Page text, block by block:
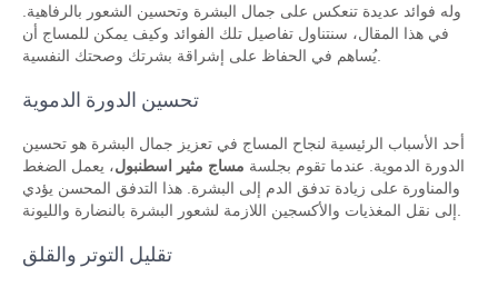
وله فوائد عديدة تنعكس على جمال البشرة وتحسين الشعور بالرفاهية.
في هذا المقال، سنتناول تفاصيل تلك الفوائد وكيف يمكن للمساج أن
يُساهم في الحفاظ على إشراقة بشرتك وصحتك النفسية.
تحسين الدورة الدموية
أحد الأسباب الرئيسية لنجاح المساج في تعزيز جمال البشرة هو تحسين
الدورة الدموية. عندما تقوم بجلسة مساج مثير اسطنبول، يعمل الضغط
والمناورة على زيادة تدفق الدم إلى البشرة. هذا التدفق المحسن يؤدي
تقليل التوتر والقلق